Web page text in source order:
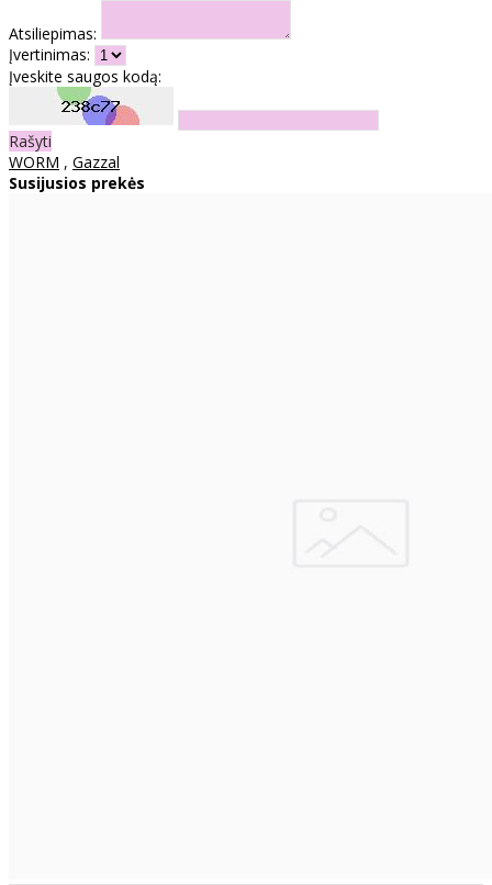
Atsiliepimas:
Įvertinimas:
Įveskite saugos kodą:
Rašyti
WORM , Gazzal
Susijusios prekės